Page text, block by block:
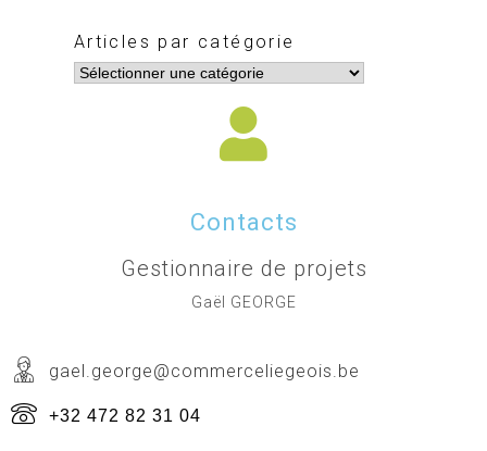
Articles par catégorie
Contacts
Gestionnaire de projets
Gaël GEORGE
gael.george@commerceliegeois.be
+32 472 82 31 04